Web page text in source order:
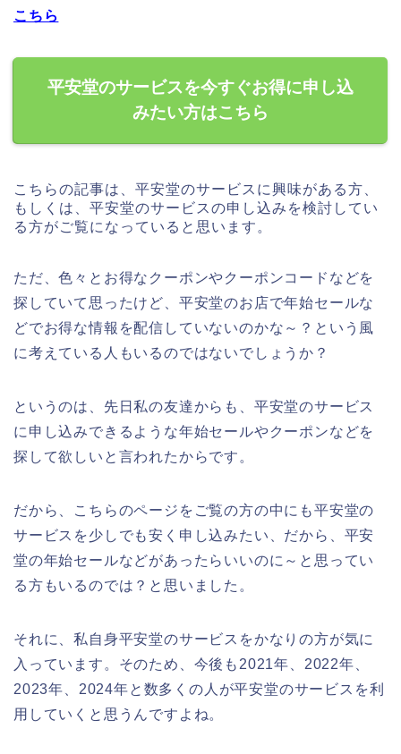
こちら
平安堂のサービスを今すぐお得に申し込
みたい方はこちら
こちらの記事は、平安堂のサービスに興味がある方、
もしくは、平安堂のサービスの申し込みを検討してい
る方がご覧になっていると思います。
ただ、色々とお得なクーポンやクーポンコードなどを
探していて思ったけど、平安堂のお店で年始セールな
どでお得な情報を配信していないのかな～？という風
に考えている人もいるのではないでしょうか？
というのは、先日私の友達からも、平安堂のサービス
に申し込みできるような年始セールやクーポンなどを
探して欲しいと言われたからです。
だから、こちらのページをご覧の方の中にも平安堂の
サービスを少しでも安く申し込みたい、だから、平安
堂の年始セールなどがあったらいいのに～と思ってい
る方もいるのでは？と思いました。
それに、私自身平安堂のサービスをかなりの方が気に
入っています。そのため、今後も2021年、2022年、
2023年、2024年と数多くの人が平安堂のサービスを利
用していくと思うんですよね。